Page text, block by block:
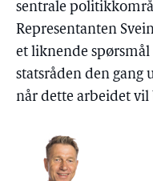
sentrale
Representanten
et liknende
statsråden den gang
når dette arbeidet